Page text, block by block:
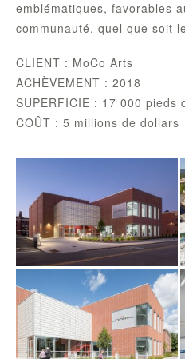
emblématiques, favorables
communauté, quel que soit
CLIENT : MoCo Arts
ACHÈVEMENT : 2018
SUPERFICIE : 17 000 pieds
COÛT : 5 millions de dollars